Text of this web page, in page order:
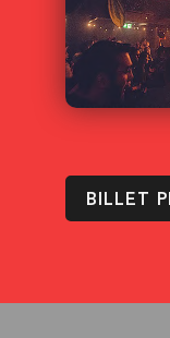
BILLET